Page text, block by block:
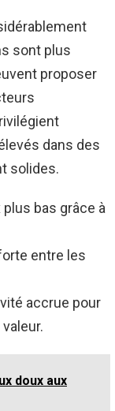
sont plus
proposer
dans des
solides.
bas grâce à
entre les
accrue pour
doux aux